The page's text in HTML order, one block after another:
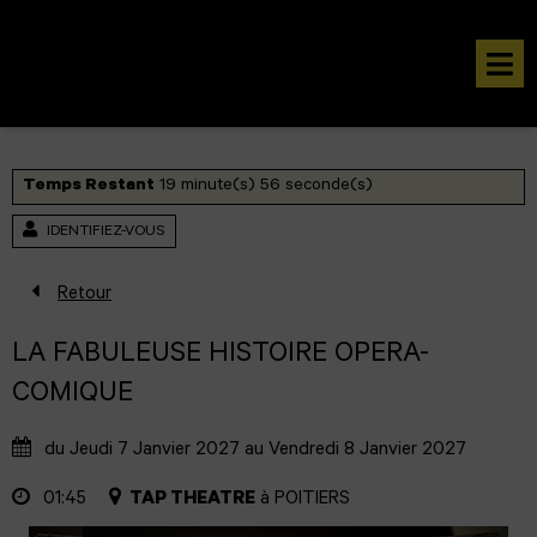
IDENTIFIEZ-VOUS
Temps Restant 19 minute(s) 56 seconde(s)
Retour
LA FABULEUSE HISTOIRE OPERA-
COMIQUE
du Jeudi 7 Janvier 2027 au Vendredi 8 Janvier 2027
01:45 TAP THEATRE à POITIERS